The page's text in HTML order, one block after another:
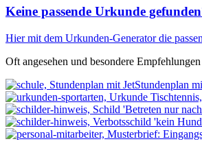
Keine passende Urkunde
Hier mit dem Urkunden-Generator die
Oft angesehen und besondere Empfehlungen
Stundenplan